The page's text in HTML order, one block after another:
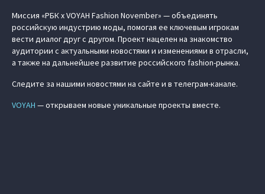
Миссия «РБК x VOYAH Fashion November» — объединять
российскую индустрию моды, помогая ее ключевым игрокам
вести диалог друг с другом. Проект нацелен на знакомство
аудитории с актуальными новостями и изменениями в отрасли,
а также на дальнейшее развитие российского fashion-рынка.
Следите за нашими новостями на сайте и в телеграм-канале.
VOYAH — открываем новые уникальные проекты вместе.